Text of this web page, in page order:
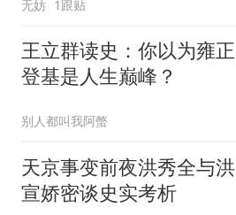
无妨 1跟贴
王立群读史：你以为雍正
登基是人生巅峰？
别人都叫我阿螫
天京事变前夜洪秀全与洪
宣娇密谈史实考析